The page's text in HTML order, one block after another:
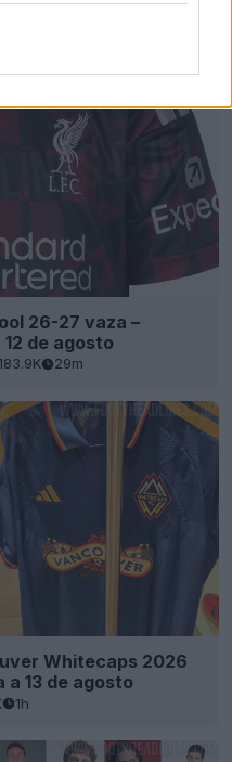
26-27 vaza –
de agosto
29m
Whitecaps 2026
a 13 de agosto
1h